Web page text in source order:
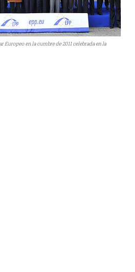
en la cumbre de 2011 celebrada en la